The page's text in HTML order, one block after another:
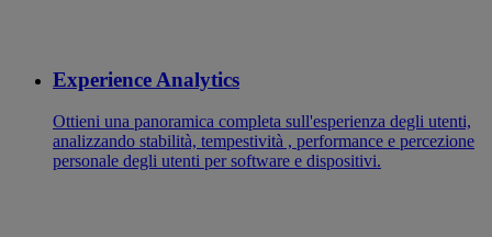
Experience Analytics
Ottieni una panoramica completa sull'esperienza degli utenti,
analizzando stabilità, tempestività , performance e percezione
personale degli utenti per software e dispositivi.